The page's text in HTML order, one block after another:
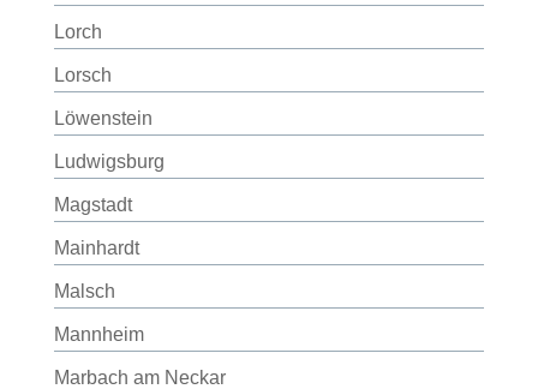
Lorch
Lorsch
Löwenstein
Ludwigsburg
Magstadt
Mainhardt
Malsch
Mannheim
Marbach am Neckar